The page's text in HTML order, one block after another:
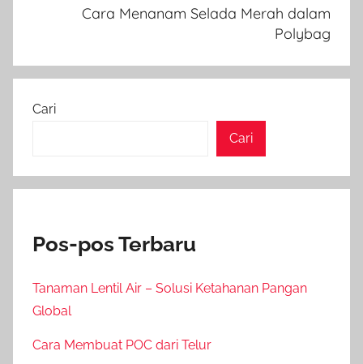
Cara Menanam Selada Merah dalam
Polybag
Cari
Cari
Pos-pos Terbaru
Tanaman Lentil Air – Solusi Ketahanan Pangan
Global
Cara Membuat POC dari Telur